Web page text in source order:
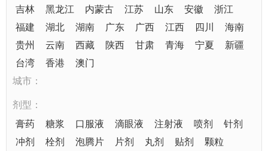
吉林
黑龙江 内蒙古 江苏 山东 安徽
浙江
福建
湖北 湖南 广东 广西 江西 四川
海南
贵州
云南 西藏 陕西 甘肃 青海 宁夏
新疆
台湾
香港
澳门
城市：
剂型：
膏药
糖浆 口服液 滴眼液 注射液 喷剂
针剂
冲剂
栓剂 泡腾片 片剂 丸剂 贴剂
颗粒